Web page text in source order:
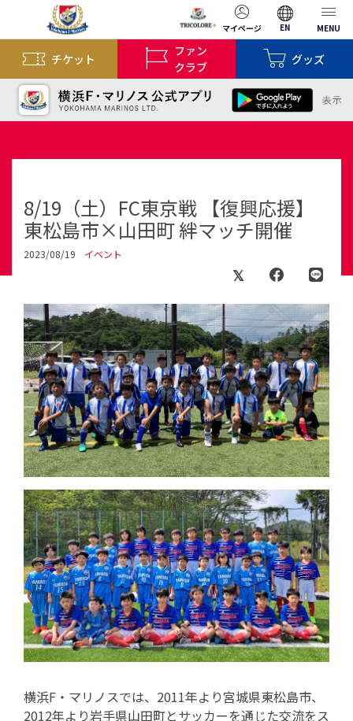
マイページ EN MENU
チケット
ファン
クラブ
グッズ
8/19（土）FC東京戦 【復興応援】
東松島市×山田町 絆マッチ開催
2023/08/19 イベント
横浜F・マリノスでは、2011年より宮城県東松島市、
2012年より岩手県山田町とサッカーを通じた交流をス